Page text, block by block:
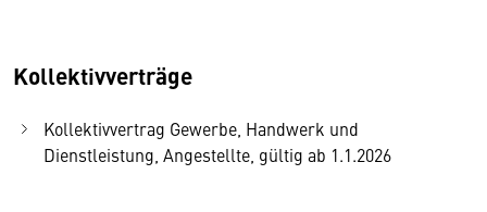
Kollektivverträge
Kollektivvertrag Gewerbe, Handwerk und
Dienstleistung, Angestellte, gültig ab 1.1.2026